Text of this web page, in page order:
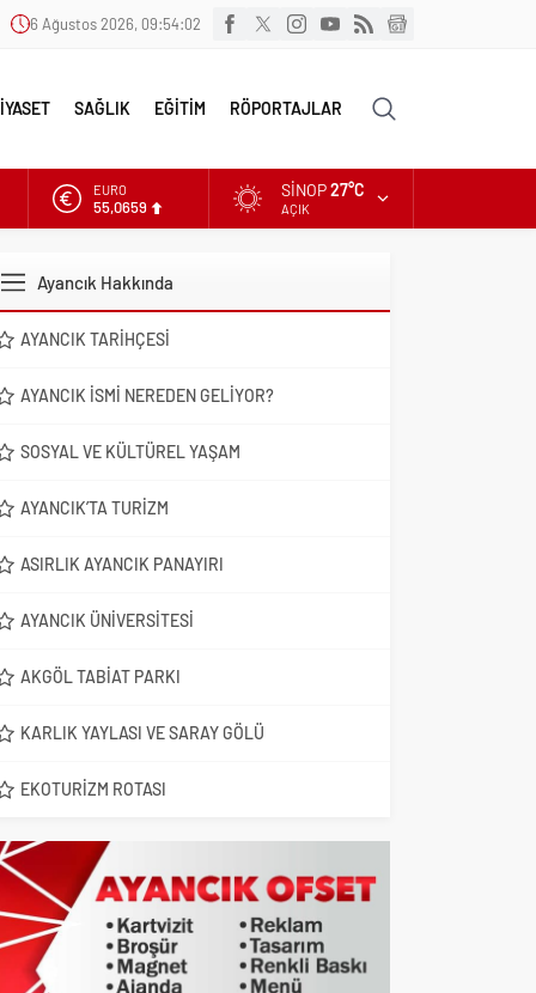
6 Ağustos 2026, 09:54:04
SAĞLIK EĞİTİM RÖPORTAJLAR
ALTIN
6.521,17
EURO
55,0659
SINOP27°C
AÇIK
Ayancık Hakkında
AYANCIK TARIHÇESI
AYANCIK İSMI NEREDEN GELIYOR?
SOSYAL VE KÜLTÜREL YAŞAM
AYANCIK’TA TURIZM
ASIRLIK AYANCIK PANAYIRI
AYANCIK ÜNIVERSITESI
AKGÖL TABIAT PARKI
KARLIK YAYLASI VE SARAY GÖLÜ
EKOTURIZM ROTASI